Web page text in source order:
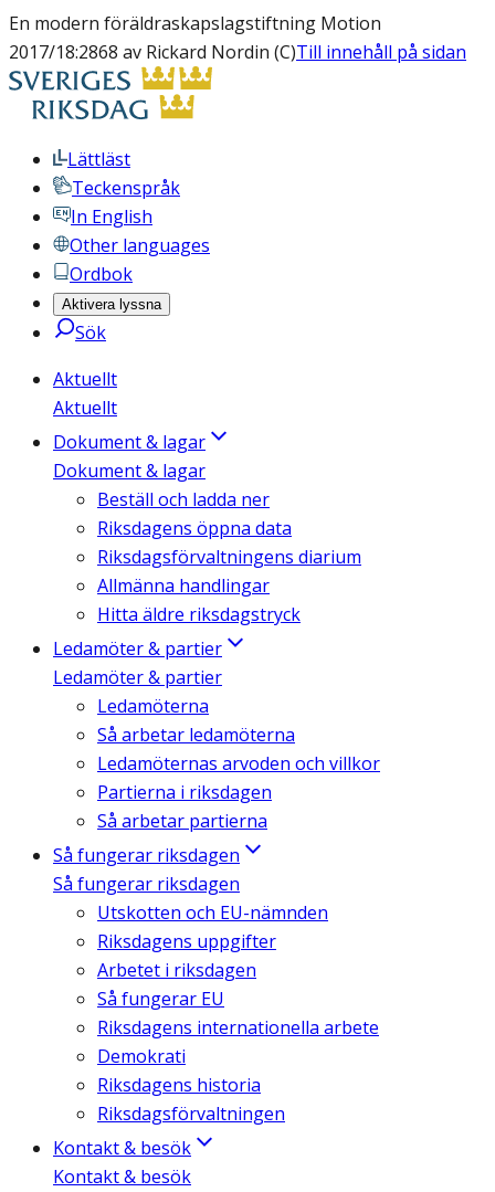
En modern föräldraskapslagstiftning Motion
2017/18:2868 av Rickard Nordin (C)Till innehåll på sidan
Lättläst
Teckenspråk
In English
Other languages
Ordbok
Aktivera lyssna
Sök
Aktuellt
Aktuellt
Dokument & lagar
Dokument & lagar
Beställ och ladda ner
Riksdagens öppna data
Riksdagsförvaltningens diarium
Allmänna handlingar
Hitta äldre riksdagstryck
Ledamöter & partier
Ledamöter & partier
Ledamöterna
Så arbetar ledamöterna
Ledamöternas arvoden och villkor
Partierna i riksdagen
Så arbetar partierna
Så fungerar riksdagen
Så fungerar riksdagen
Utskotten och EU-nämnden
Riksdagens uppgifter
Arbetet i riksdagen
Så fungerar EU
Riksdagens internationella arbete
Demokrati
Riksdagens historia
Riksdagsförvaltningen
Kontakt & besök
Kontakt & besök